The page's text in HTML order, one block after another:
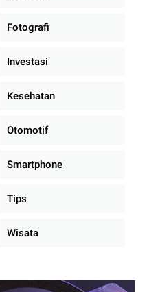
Fotografi
Investasi
Kesehatan
Otomotif
Smartphone
Tips
Wisata